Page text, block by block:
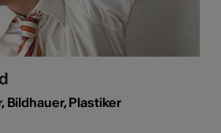
Bildhauer, Plastiker